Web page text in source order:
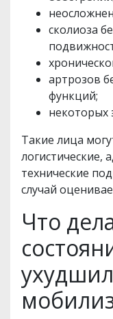
сколиоза
артрозов
функций;
некоторых
Такие лица
логистические,
технические
случай
Что